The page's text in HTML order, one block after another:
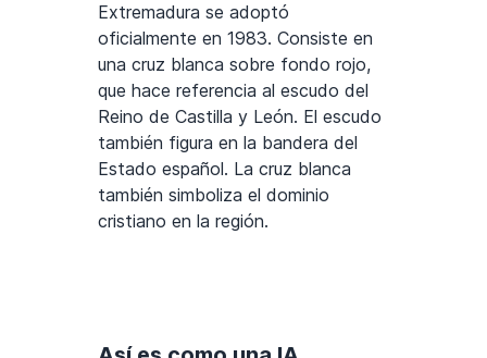
Extremadura se adoptó
oficialmente en 1983. Consiste en
una cruz blanca sobre fondo rojo,
que hace referencia al escudo del
Reino de Castilla y León. El escudo
también figura en la bandera del
Estado español. La cruz blanca
también simboliza el dominio
cristiano en la región.